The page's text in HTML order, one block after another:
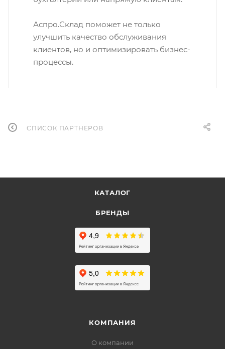
Аспро.Склад поможет не только
улучшить качество обслуживания
клиентов, но и оптимизировать бизнес-
процессы.
СПИСОК ПАРТНЕРОВ
КАТАЛОГ
БРЕНДЫ
КОМПАНИЯ
О компании